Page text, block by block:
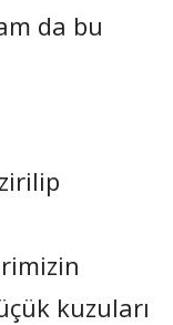
da bu
kuzuları